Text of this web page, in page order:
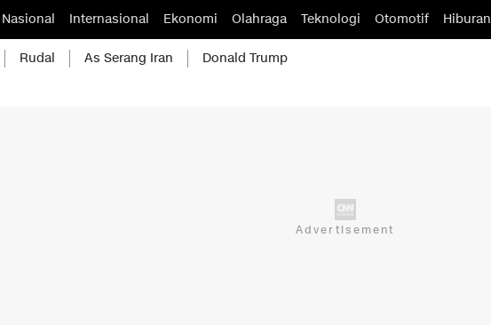
Nasional Internasional Ekonomi Olahraga Teknologi Otomotif Hiburan
Rudal As Serang Iran Donald Trump